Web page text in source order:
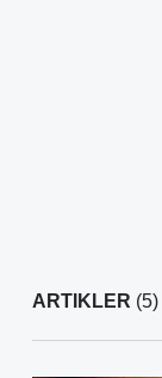
ARTIKLER (5)